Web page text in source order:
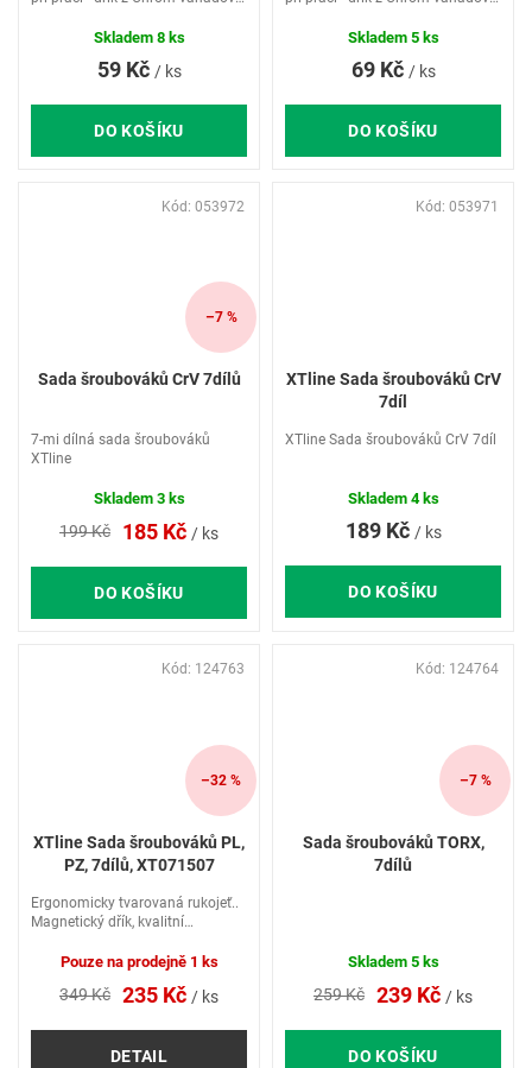
59 Kč / ks
DO KOŠÍKU
životnost šroubováku - otvor pro
Skladem 8 ks
69 Kč / ks
DO KOŠÍKU
životnost šroubováku - otvor pro
Skladem 5 ks
–7 %
Sada šroubováků CrV 7dílů
199 Kč 185 Kč / ks
DO KOŠÍKU
7-mi dílná sada šroubováků
XTline
Skladem 3 ks
Kód: 053972
XTline Sada šroubováků CrV
7díl
189 Kč / ks
DO KOŠÍKU
XTline Sada šroubováků CrV 7díl
Skladem 4 ks
Kód: 053971
–32 %
XTline Sada šroubováků PL,
PZ, 7dílů, XT071507
349 Kč 235 Kč / ks
DETAIL
Ergonomicky tvarovaná rukojeť..
Magnetický dřík, kvalitní
životnost. CR-V PZ0x75, 1x75,
8x150
Pouze na prodejně 1 ks
Kód: 124763
–7 %
Sada šroubováků TORX,
7dílů
259 Kč 239 Kč / ks
DO KOŠÍKU
Skladem 5 ks
Kód: 124764